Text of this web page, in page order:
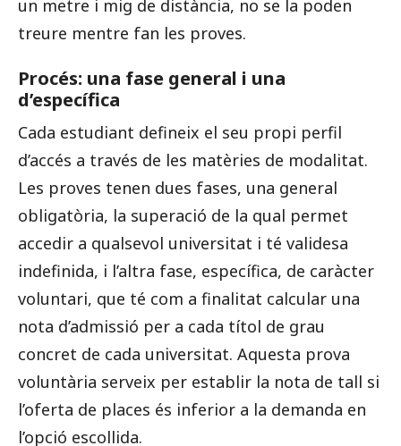
un metre i mig de distància, no se la poden
treure mentre fan les proves.
Procés: una fase general i una
d’específica
Cada estudiant defineix el seu propi perfil
d’accés a través de les matèries de modalitat.
Les proves tenen dues fases, una general
obligatòria, la superació de la qual permet
accedir a qualsevol universitat i té validesa
indefinida, i l’altra fase, específica, de caràcter
voluntari, que té com a finalitat calcular una
nota d’admissió per a cada títol de grau
concret de cada universitat. Aquesta prova
voluntària serveix per establir la nota de tall si
l’oferta de places és inferior a la demanda en
l’opció escollida.